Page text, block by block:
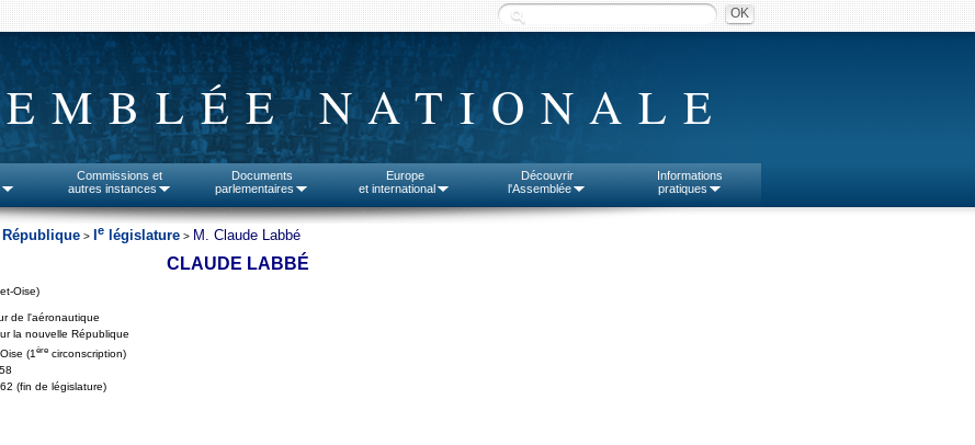
NATIONALE
Commissions et
autres instances
Documents
parlementaires
Europe
et international
Découvrir
l'Assemblée
Informations
pratiques
République > e législature > M. Claude Labbé
CLAUDE LABBÉ
Oise)
de l'aéronautique
la nouvelle République
(1ère circonscription)
(fin de législature)